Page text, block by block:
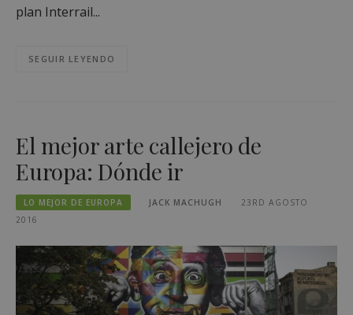
plan Interrail...
SEGUIR LEYENDO
El mejor arte callejero de
Europa: Dónde ir
LO MEJOR DE EUROPA JACK MACHUGH
23RD AGOSTO
2016